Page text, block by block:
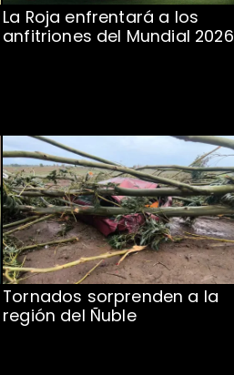
La Roja enfrentará a los
anfitriones del Mundial 2026
Tornados sorprenden a la
región del Ñuble